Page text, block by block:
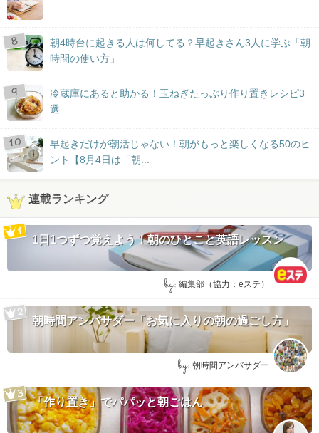
朝4時台に起きる人は何してる？早起きさん3人に学ぶ「朝
時間の使い方」
冷蔵庫にあると助かる！玉ねぎたっぷり作り置きレシピ3
選
早起きだけが朝活じゃない！朝がもっと楽しくなる50のヒ
ント【8月4日は「朝...
連載ランキング
1日1つずつ覚えよう！朝のひとこと英語レッスン
by: 編集部（協力：eステ）
朝時間アンバサダー「お気に入りの朝の過ごし方」
by: 朝時間アンバサダー
「作り置き」でパパッと朝ごはん